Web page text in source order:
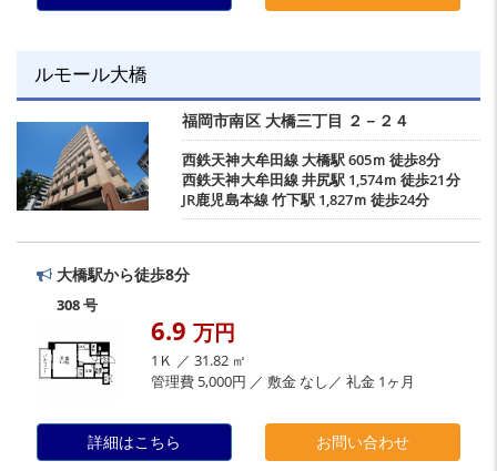
ルモール大橋
福岡市南区 大橋三丁目 ２－２４
西鉄天神大牟田線大橋駅605ｍ 徒歩8分
西鉄天神大牟田線井尻駅1,574ｍ 徒歩21分
JR鹿児島本線竹下駅1,827ｍ 徒歩24分
大橋駅から徒歩8分
308 号
6.9 万円
1Ｋ ／ 31.82 ㎡
管理費 5,000円 ／ 敷金 なし／ 礼金 1ヶ月
詳細はこちら お問い合わせ